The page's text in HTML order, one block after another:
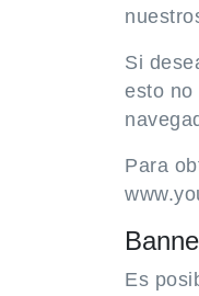
Si
esto no
Para
Es